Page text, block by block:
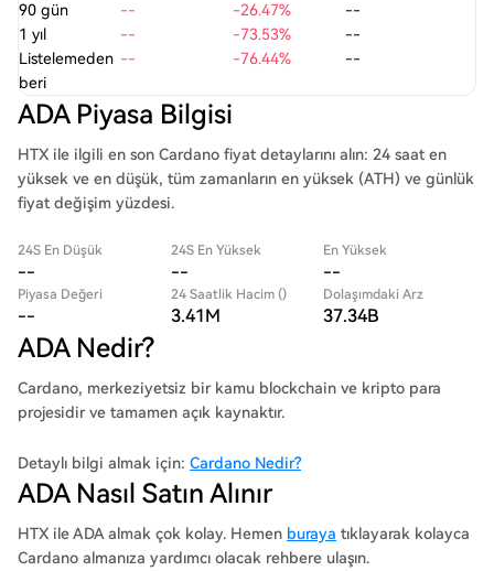
90 gün
-- -26.47%
--
1 yıl
-- -73.53%
--
Listelemeden
beri
-- -76.44% --
ADA Piyasa Bilgisi
HTX ile ilgili en son Cardano fiyat detaylarını alın: 24 saat en
yüksek ve en düşük, tüm zamanların en yüksek (ATH) ve günlük
fiyat değişim yüzdesi.
24S En Düşük
--
24S En Yüksek
--
En Yüksek
--
Piyasa Değeri
--
24 Saatlik Hacim ()
3.41M
Dolaşımdaki Arz
37.34B
ADA Nedir?
Cardano, merkeziyetsiz bir kamu blockchain ve kripto para
projesidir ve tamamen açık kaynaktır.
Detaylı bilgi almak için: Cardano Nedir?
ADA Nasıl Satın Alınır
HTX ile ADA almak çok kolay. Hemen buraya tıklayarak kolayca
Cardano almanıza yardımcı olacak rehbere ulaşın.